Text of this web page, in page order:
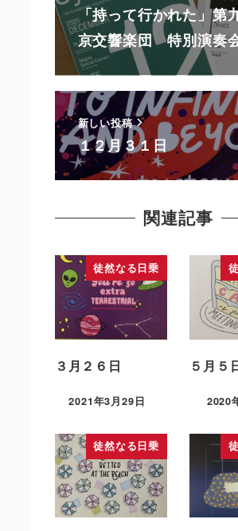
「持って行かれた」第
京交響楽団 特別演奏
新しい投稿
１２月３１日
関連記事
徒然なる日乗
３月２６日
2021年3月29日
５月５
2020
徒然なる日乗